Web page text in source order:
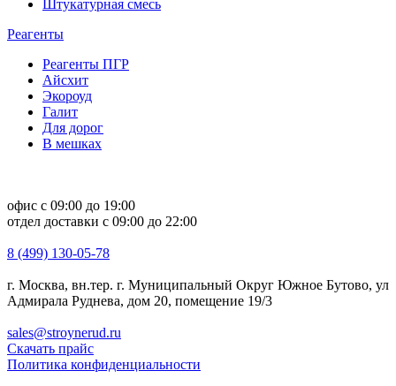
Штукатурная смесь
Реагенты
Реагенты ПГР
Айсхит
Экороуд
Галит
Для дорог
В мешках
офис с 09:00 до 19:00
отдел доставки с 09:00 до 22:00
8 (499) 130-05-78
г. Москва, вн.тер. г. Муниципальный Округ Южное Бутово, ул
Адмирала Руднева, дом 20, помещение 19/3
sales@stroynerud.ru
Скачать прайс
Политика конфиденциальности